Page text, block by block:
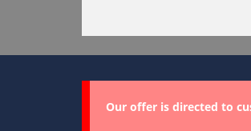
Our offer is directed to